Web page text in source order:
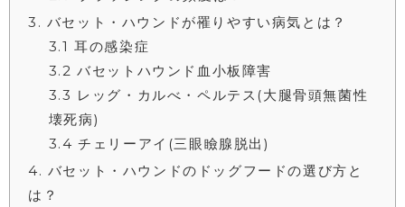
3
バセット・ハウンドが罹りやすい病気とは？
3.1 耳の感染症
3.2 バセットハウンド血小板障害
3.3 レッグ・カルべ・ペルテス(大腿骨頭無菌性
壊死病)
3.4 チェリーアイ(三眼瞼腺脱出)
4
バセット・ハウンドのドッグフードの選び方と
は？